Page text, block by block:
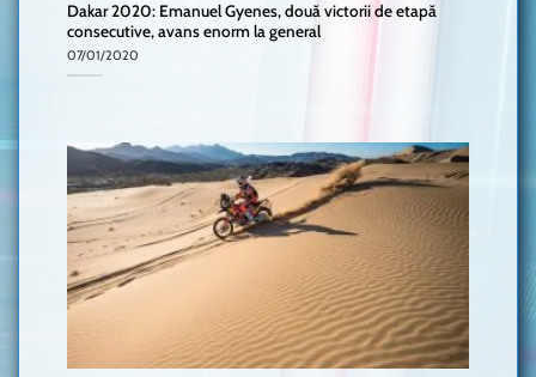
Dakar 2020: Emanuel Gyenes, două victorii de etapă
consecutive, avans enorm la general
07/01/2020